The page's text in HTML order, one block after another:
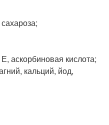
аскорбиновая кислота;
кальций, йод,